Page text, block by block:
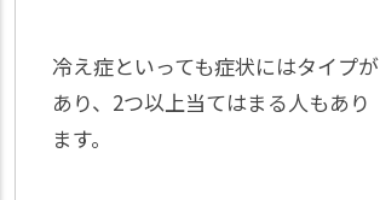
冷え症といっても症状にはタイプが
あり、2つ以上当てはまる人もあり
ます。